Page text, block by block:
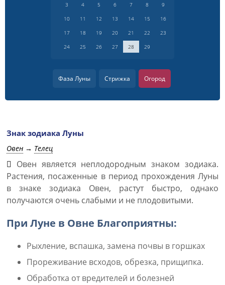
3
4 5 6 7 8
9
10
11 12 13 14 15
16
17
18 19 20 21 22
23
24
25 26 27 28 29
Фаза Луны Стрижка Огород
Знак зодиака Луны
Овен → Телец
Овен является неплодородным знаком зодиака.
Растения, посаженные в период прохождения Луны
в знаке зодиака Овен, растут быстро, однако
получаются очень слабыми и не плодовитыми.
При Луне в Овне Благоприятны:
Рыхление, вспашка, замена почвы в горшках
Прореживание всходов, обрезка, прищипка.
Обработка от вредителей и болезней